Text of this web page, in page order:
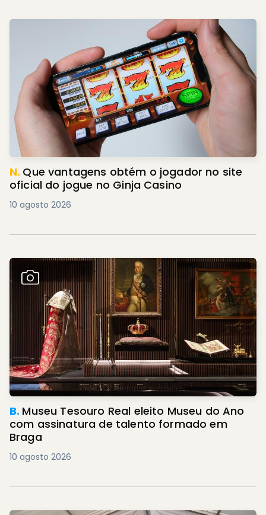
N. Que vantagens obtém o jogador no site
oficial do jogue no Ginja Casino
10 agosto 2026
B. Museu Tesouro Real eleito Museu do Ano
com assinatura de talento formado em
Braga
10 agosto 2026